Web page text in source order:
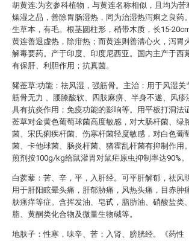
胡黄连:为玄参科植物，与黄连名称相似，且均为苦
燥湿之品，善除胃肠湿热，同为治湿热泻痢之良药
生草本，有毛。根茎圆柱形，稍带木质，长15-
黄连善退虚热，除疳热；而黄连则善清心火，泻胃
解毒要药。产于印度、印度尼西亚。国内主产于西
有保肝、利胆作用；抗真菌。
豨莶草:功能：祛风湿，强筋骨。主治：用于风湿关
筋骨无力 、腰膝酸软、四肢麻痹、半身不遂、风疹
具有抗炎作用；免疫功能的影响等。用平板打洞法
莶草对金黄色葡萄球菌高度敏感，对大肠杆菌、绿
菌、宋氏痢疾杆菌、伤寒杆菌轻度敏感，对白色葡
菌、卡他球菌、肠炎杆菌、猪霍乱杆菌有抑制作用
煎剂按100g/kg给鼠灌胃对鼠疟原虫抑制率达90%。
白蒺藜：苦、辛，平，入肝经。可平肝解郁，祛风
用于肝阳眩晕头痛，肝郁胁痛，风热头痛，目赤肿
肤瘙痒等症。含挥发油、皂甙，脂肪油、硝酸盐类
脂、黄酮类化合物及微量生物碱等。
地肤子：性寒，味辛、苦；入肾、膀胱经。《药性